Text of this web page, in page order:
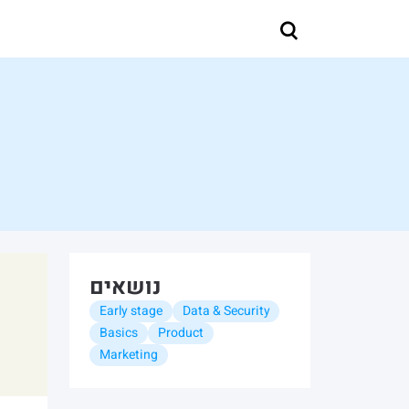
נושאים
Early stage
Data & Security
Basics
Product
Marketing